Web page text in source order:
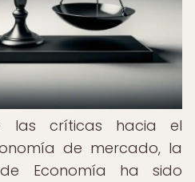
las críticas hacia el
de mercado, la
Economía ha sido